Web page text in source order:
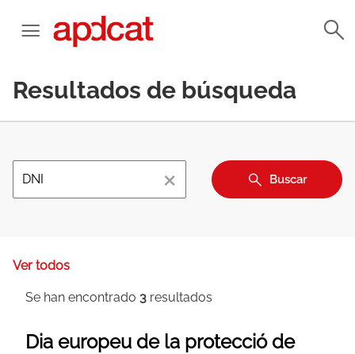
Resultados de búsqueda
× Buscar
Ver todos
Se han encontrado 3 resultados
Dia europeu de la protecció de